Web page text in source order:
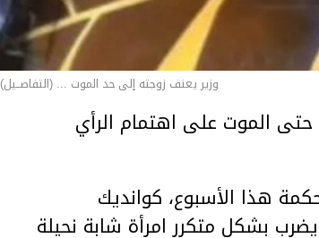
وزير يعنف زوجته إلى حد الموت ... (التفاصــيل)
الموت على اهتمام الرأي
هذا الأسبوع، كوانديك
بشكل متكرر امرأة شابة نحيلة